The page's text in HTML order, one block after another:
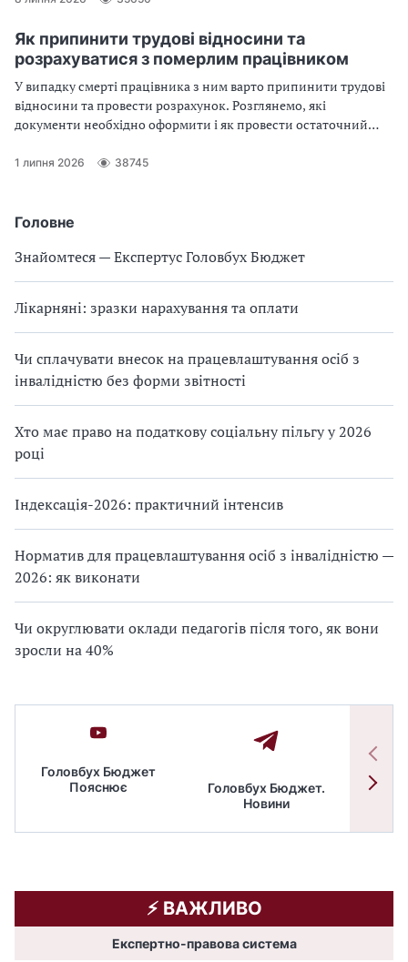
Головне
Знайомтеся — Експертус Головбух Бюджет
Лікарняні: зразки нарахування та оплати
Чи сплачувати внесок на працевлаштування осіб з
інвалідністю без форми звітності
Хто має право на податкову соціальну пільгу у 2026
році
Індексація-2026: практичний інтенсив
Норматив для працевлаштування осіб з інвалідністю —
2026: як виконати
Чи округлювати оклади педагогів після того, як вони
зросли на 40%
Головбух Бюджет
Пояснює
Головбух Бюджет.
Новини
Як припинити трудові відносини та
розрахуватися з померлим працівником
У випадку смерті працівника з ним варто припинити трудові
відносини та провести розрахунок. Розглянемо, які
документи необхідно оформити і як провести остаточний
1 липня 2026 38745
⚡️ ВАЖЛИВО
Експертно-правова система